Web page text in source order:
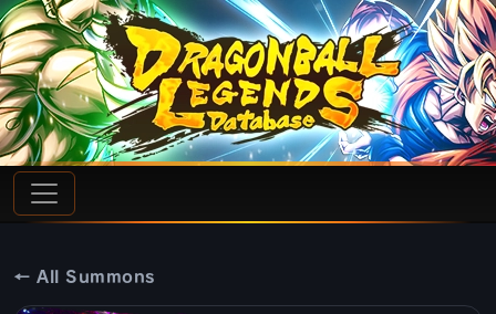
← All Summons